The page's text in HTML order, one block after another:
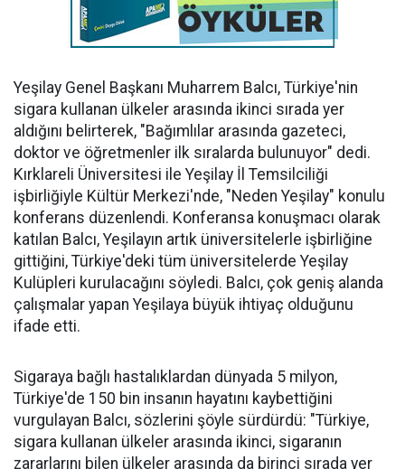
Yeşilay Genel Başkanı Muharrem Balcı, Türkiye'nin
sigara kullanan ülkeler arasında ikinci sırada yer
aldığını belirterek, "Bağımlılar arasında gazeteci,
doktor ve öğretmenler ilk sıralarda bulunuyor" dedi.
Kırklareli Üniversitesi ile Yeşilay İl Temsilciliği
işbirliğiyle Kültür Merkezi'nde, "Neden Yeşilay" konulu
konferans düzenlendi. Konferansa konuşmacı olarak
katılan Balcı, Yeşilayın artık üniversitelerle işbirliğine
gittiğini, Türkiye'deki tüm üniversitelerde Yeşilay
Kulüpleri kurulacağını söyledi. Balcı, çok geniş alanda
çalışmalar yapan Yeşilaya büyük ihtiyaç olduğunu
ifade etti.
Sigaraya bağlı hastalıklardan dünyada 5 milyon,
Türkiye'de 150 bin insanın hayatını kaybettiğini
vurgulayan Balcı, sözlerini şöyle sürdürdü: "Türkiye,
sigara kullanan ülkeler arasında ikinci, sigaranın
zararlarını bilen ülkeler arasında da birinci sırada yer